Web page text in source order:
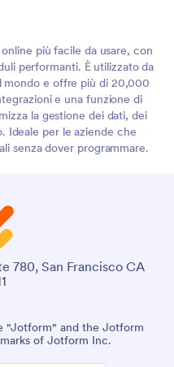
più facile da usare, con
performanti. È utilizzato da
e offre più di 20,000
e una funzione di
la gestione dei dati, dei
Ideale per le aziende che
senza dover programmare.
780, San Francisco CA
"Jotform" and the Jotform
of Jotform Inc.